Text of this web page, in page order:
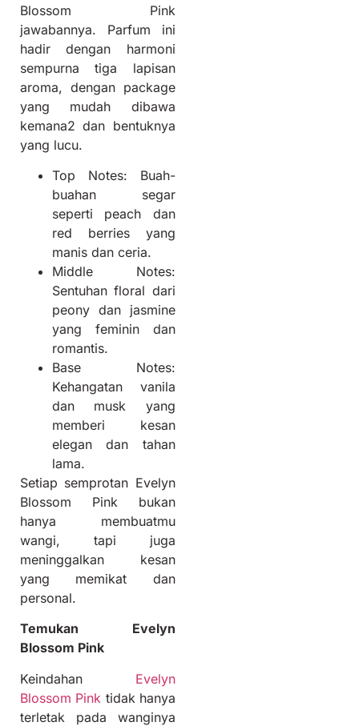
Blossom Pink
jawabannya. Parfum ini
hadir dengan harmoni
sempurna tiga lapisan
aroma, dengan package
yang mudah dibawa
kemana2 dan bentuknya
yang lucu.
Top Notes: Buah-
buahan segar
seperti peach dan
red berries yang
manis dan ceria.
Middle Notes:
Sentuhan floral dari
peony dan jasmine
yang feminin dan
romantis.
Base Notes:
Kehangatan vanila
dan musk yang
memberi kesan
elegan dan tahan
lama.
Setiap semprotan Evelyn
Blossom Pink bukan
hanya membuatmu
wangi, tapi juga
meninggalkan kesan
yang memikat dan
personal.
Temukan Evelyn
Blossom Pink
Keindahan Evelyn
Blossom Pink tidak hanya
terletak pada wanginya